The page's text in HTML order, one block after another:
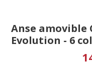
Anse
Evolution - 6